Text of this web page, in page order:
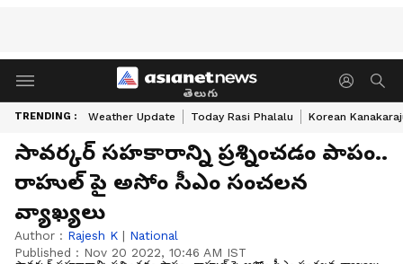
తెలుగు
TRENDING : Weather Update Today Rasi Phalalu Korean
సావర్కర్ సహకారాన్ని ప్రశ్నించడం పాపం..
రాహుల్ పై అసోం సీఎం సంచలన
వ్యాఖ్యలు
Author : Rajesh K | National
Published : Nov 20 2022, 10:46 AM IST